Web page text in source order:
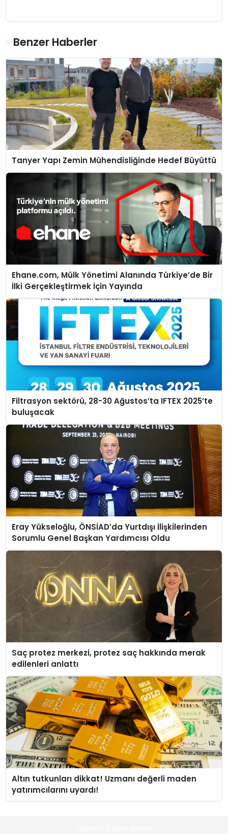
Benzer Haberler
Tanyer Yapı Zemin Mühendisliğinde Hedef Büyüttü
Ehane.com, Mülk Yönetimi Alanında Türkiye’de Bir
İlki Gerçekleştirmek İçin Yayında
Filtrasyon sektörü, 28-30 Ağustos’ta IFTEX 2025’te
buluşacak
Eray Yükseloğlu, ÖNSİAD’da Yurtdışı İlişkilerinden
Sorumlu Genel Başkan Yardımcısı Oldu
Saç protez merkezi, protez saç hakkında merak
edilenleri anlattı
Altın tutkunları dikkat! Uzmanı değerli maden
yatırımcılarını uyardı!